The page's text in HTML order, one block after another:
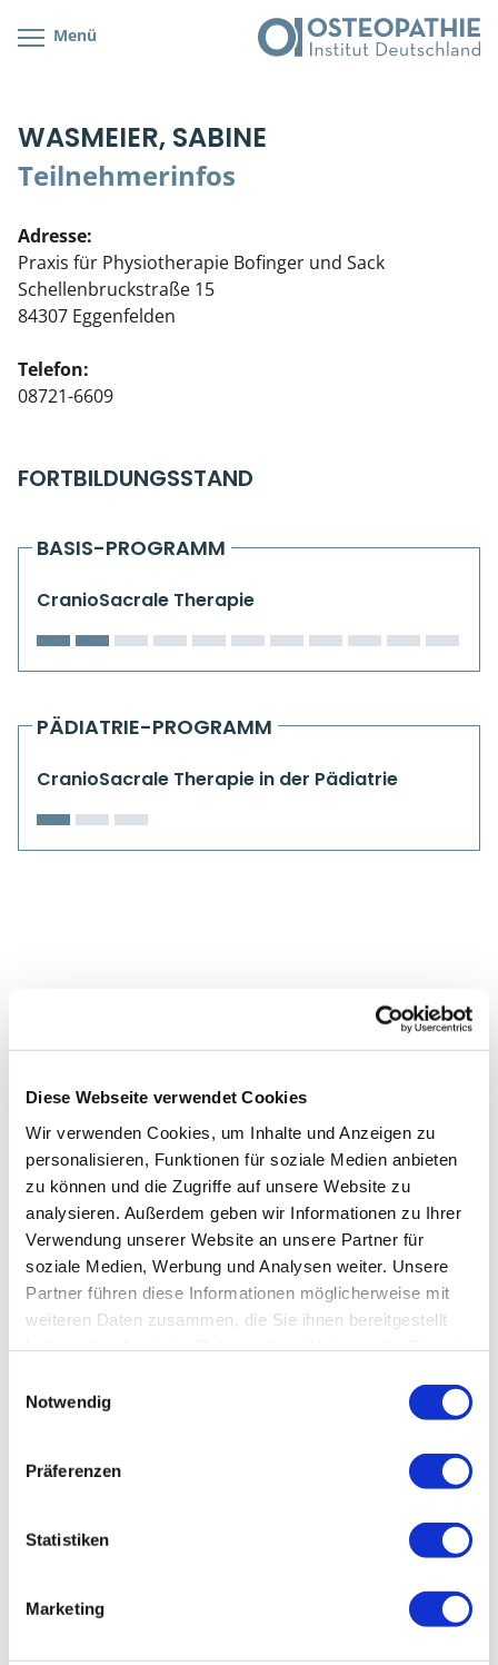
Diese Webseite verwendet Cookies
Wir verwenden Cookies, um Inhalte und Anzeigen zu
personalisieren, Funktionen für soziale Medien anbieten
zu können und die Zugriffe auf unsere Website zu
analysieren. Außerdem geben wir Informationen zu Ihrer
Verwendung unserer Website an unsere Partner für
soziale Medien, Werbung und Analysen weiter. Unsere
Partner führen diese Informationen möglicherweise mit
weiteren Daten zusammen, die Sie ihnen bereitgestellt
Notwendig
Präferenzen
Statistiken
Marketing
Menü
WASMEIER, SABINE
Teilnehmerinfos
Adresse:
Praxis für Physiotherapie Bofinger und Sack
Schellenbruckstraße 15
84307 Eggenfelden
Telefon:
08721-6609
FORTBILDUNGSSTAND
BASIS-PROGRAMM
CranioSacrale Therapie
PÄDIATRIE-PROGRAMM
CranioSacrale Therapie in der Pädiatrie
Cranial/Neurale Osteopathie
Parietale Osteopathie
Viszerale Osteopathie
Klinische & Praktische Kurse
Live Online-Kurse
Kursorte mit Kursangeboten
Bonus-Programm
Veranstaltungsticket DB
Wissenswertes
Teilnehmerliste
Stellenbörse
Soziales Engagement